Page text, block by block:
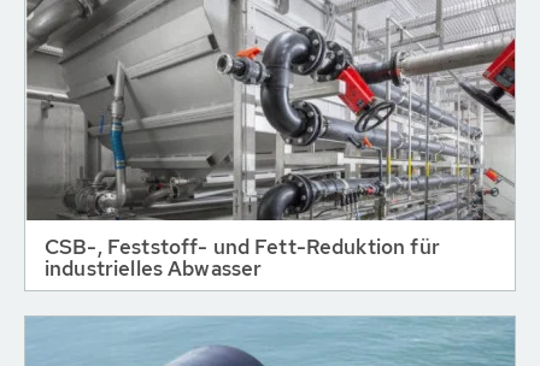
CSB-, Feststoff- und Fett-Reduktion für
industrielles Abwasser